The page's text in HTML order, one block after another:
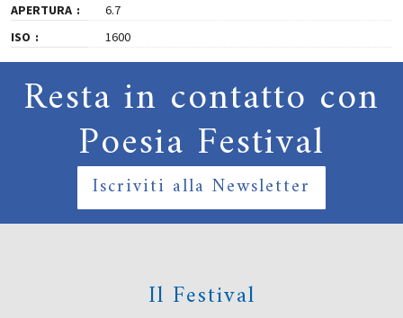
APERTURA
6.7
ISO
1600
Resta in contatto con
Poesia Festival
Iscriviti alla Newsletter
Il Festival